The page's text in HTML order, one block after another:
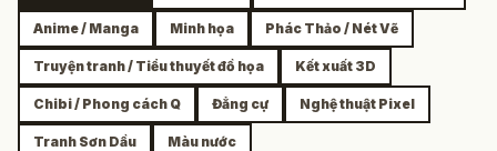
Anime / Manga Minh họa Phác Thảo / Nét Vẽ
Truyện tranh / Tiểu thuyết đồ họa Kết xuất 3D
Chibi / Phong cách Q Đẳng cự Nghệ thuật Pixel
Tranh Sơn Dầu Màu nước